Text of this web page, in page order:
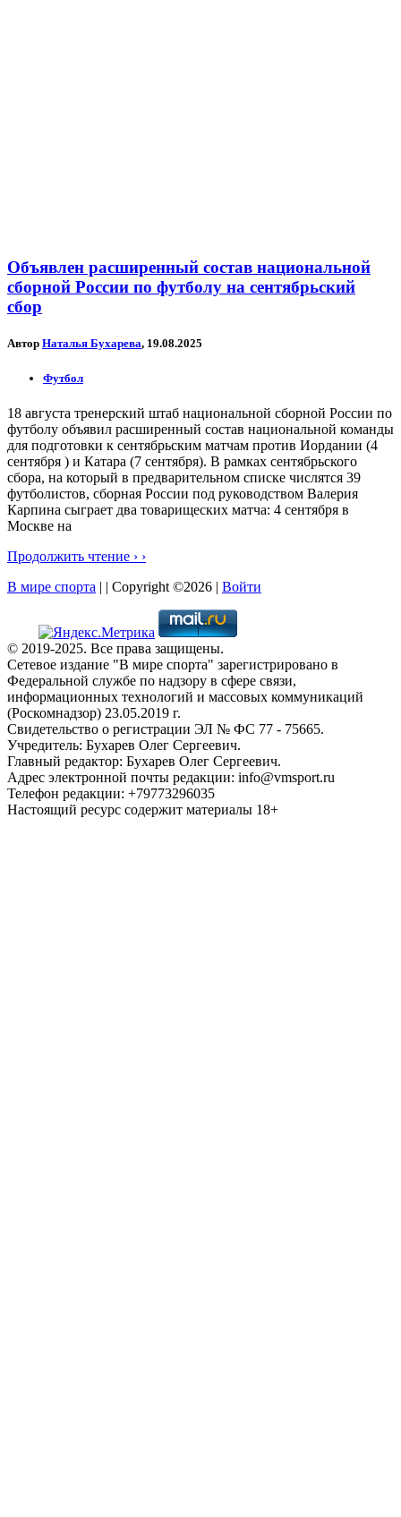
Объявлен расширенный состав национальной
сборной России по футболу на сентябрьский
сбор
Автор Наталья Бухарева, 19.08.2025
Футбол
18 августа тренерский штаб национальной сборной России по
футболу объявил расширенный состав национальной команды
для подготовки к сентябрьским матчам против Иордании (4
сентября ) и Катара (7 сентября). В рамках сентябрьского
сбора, на который в предварительном списке числятся 39
футболистов, сборная России под руководством Валерия
Карпина сыграет два товарищеских матча: 4 сентября в
Москве на
Продолжить чтение › ›
В мире спорта | | Copyright ©2026 | Войти
© 2019-2025. Все права защищены.
Сетевое издание "В мире спорта" зарегистрировано в
Федеральной службе по надзору в сфере связи,
информационных технологий и массовых коммуникаций
(Роскомнадзор) 23.05.2019 г.
Свидетельство о регистрации ЭЛ № ФС 77 - 75665.
Учредитель: Бухарев Олег Сергеевич.
Главный редактор: Бухарев Олег Сергеевич.
Адрес электронной почты редакции: info@vmsport.ru
Телефон редакции: +79773296035
Настоящий ресурс содержит материалы 18+